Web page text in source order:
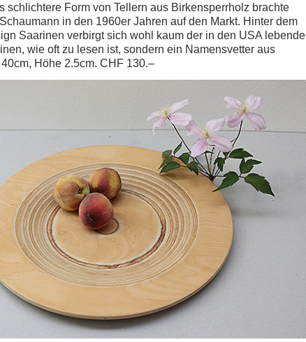
schlichtere Form von Tellern aus Birkensperrholz brachte
in den 1960er Jahren auf den Markt. Hinter dem
Saarinen verbirgt sich wohl kaum der in den USA lebende
wie oft zu lesen ist, sondern ein Namensvetter aus
Höhe 2.5cm. CHF 130.–